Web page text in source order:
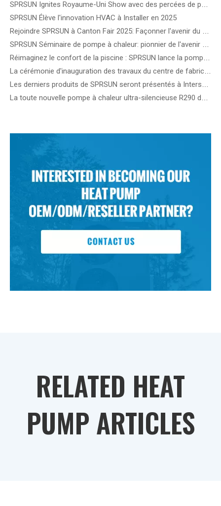
SPRSUN Élève l'innovation HVAC à Installer en 2025
RELATED HEAT
PUMP ARTICLES